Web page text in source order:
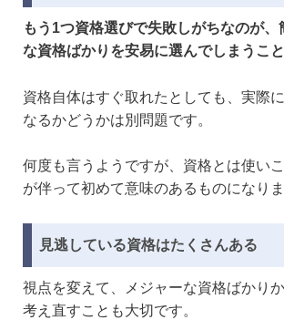
もう1つ資格選びで失敗しがちなのが、
な資格ばかりを安易に選んでしまうこと
資格自体はすぐ取れたとしても、実際
なるかどうかは別問題です。
何度も言うようですが、資格とは使い
が伴って初めて意味のあるものになりま
見逃している資格はたくさんある
視点を変えて、メジャーな資格ばかり
考え直すことも大切です。